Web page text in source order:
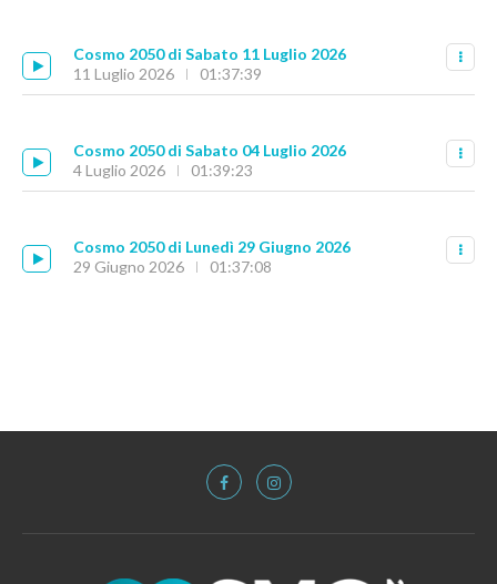
Cosmo 2050 di Sabato 11 Luglio 2026
11 Luglio 2026
01:37:39
Cosmo 2050 di Sabato 04 Luglio 2026
4 Luglio 2026
01:39:23
Cosmo 2050 di Lunedì 29 Giugno 2026
29 Giugno 2026
01:37:08